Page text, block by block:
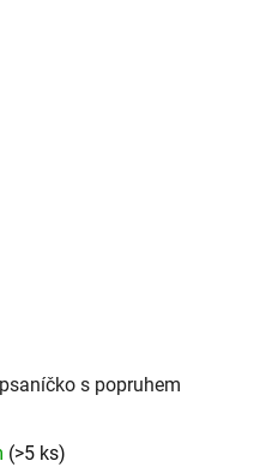
s popruhem
(>5 ks)